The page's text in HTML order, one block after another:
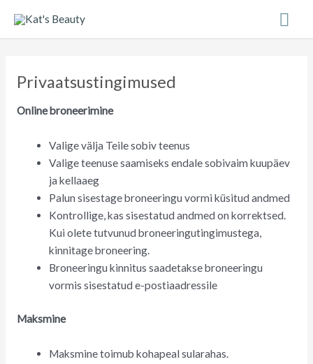
content
Privaatsustingimused
Online broneerimine
Valige välja Teile sobiv teenus
Valige teenuse saamiseks endale sobivaim kuupäev
ja kellaaeg
Palun sisestage broneeringu vormi küsitud andmed
Kontrollige, kas sisestatud andmed on korrektsed.
Kui olete tutvunud broneeringutingimustega,
kinnitage broneering.
Broneeringu kinnitus saadetakse broneeringu
vormis sisestatud e-postiaadressile
Maksmine
Maksmine toimub kohapeal sularahas.